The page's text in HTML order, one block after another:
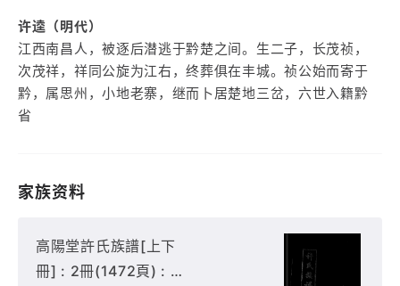
许逵（明代）
江西南昌人，被逐后潜逃于黔楚之间。生二子，长茂祯，
次茂祥，祥同公旋为江右，终葬俱在丰城。祯公始而寄于
黔，属思州，小地老寨，继而卜居楚地三岔，六世入籍黔
省
家族资料
高陽堂許氏族譜[上下
冊] : 2冊(1472頁) : 上